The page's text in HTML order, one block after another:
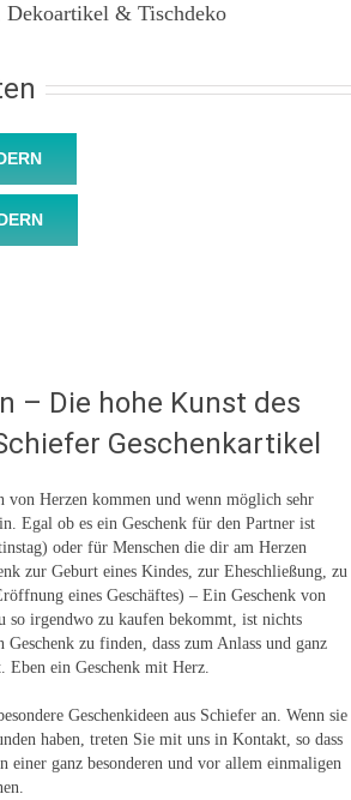
Dekoartikel &Tischdeko
– Die hohe Kunst des
Geschenkartikel
von Herzen kommen und wenn möglich sehr
Egal ob es ein Geschenk für den Partner ist
oder für Menschen die dir am Herzen
zur Geburt eines Kindes, zur Eheschließung, zu
eines Geschäftes) – Ein Geschenk von
so irgendwo zu kaufen bekommt, ist nichts
Geschenk zu finden, dass zum Anlass und ganz
Eben ein Geschenk mit Herz.
Geschenkideen aus Schiefer an. Wenn sie
haben, treten Sie mit uns in Kontakt, so dass
einer ganz besonderen und vor allem einmaligen